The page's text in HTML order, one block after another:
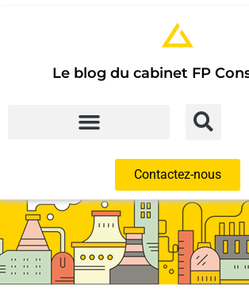
Le blog du cabinet FP
Contactez-nous